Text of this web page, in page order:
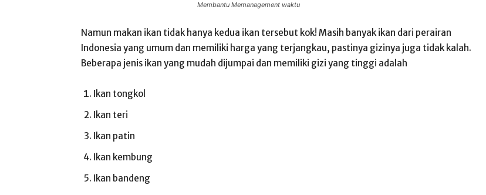
Membantu Memanagement waktu
Namun makan ikan tidak hanya kedua ikan tersebut kok! Masih banyak ikan dari perairan
Indonesia yang umum dan memiliki harga yang terjangkau, pastinya gizinya juga tidak kalah.
Beberapa jenis ikan yang mudah dijumpai dan memiliki gizi yang tinggi adalah
Ikan tongkol
Ikan teri
Ikan patin
Ikan kembung
Ikan bandeng